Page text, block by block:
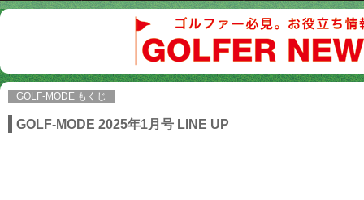
GOLF-MODE もくじ
GOLF-MODE 2025年1月号 LINE UP